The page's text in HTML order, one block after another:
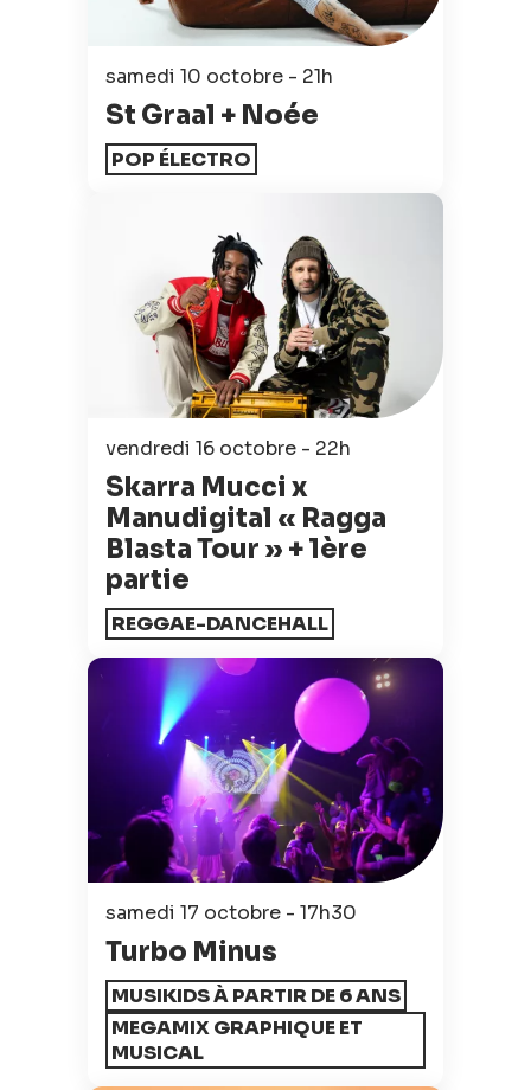
samedi 10 octobre - 21h
St Graal + Noée
POP ÉLECTRO
vendredi 16 octobre - 22h
Skarra Mucci x
Manudigital « Ragga
Blasta Tour » + 1ère
partie
REGGAE-DANCEHALL
samedi 17 octobre - 17h30
Turbo Minus
MUSIKIDS À PARTIR DE 6 ANS
MEGAMIX GRAPHIQUE ET
MUSICAL